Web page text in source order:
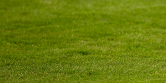
焕发活力，满